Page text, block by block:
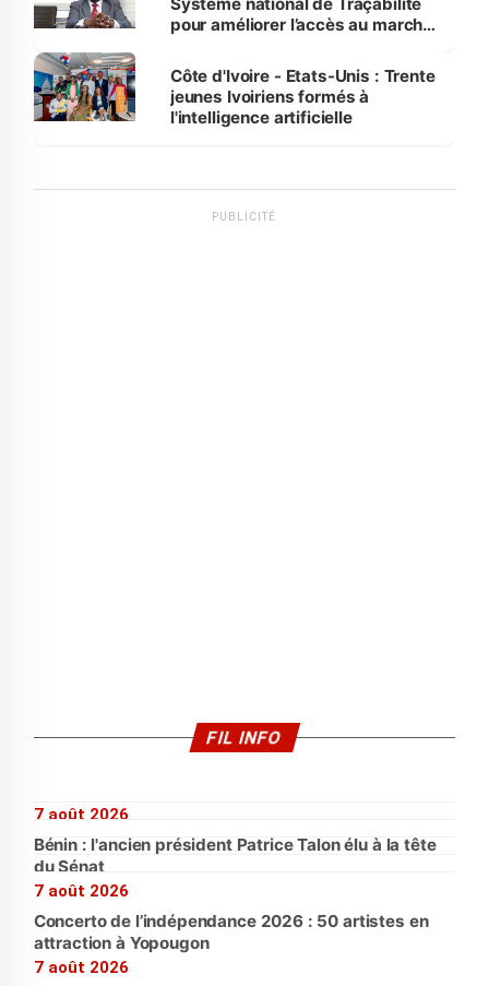
pour améliorer l’accès au marché
Côte d'Ivoire - Etats-Unis : Trente
jeunes Ivoiriens formés à
l'intelligence artificielle
PUBLICITÉ
FIL INFO
7 août 2026
Bénin : l'ancien président Patrice Talon élu à la tête
du Sénat
7 août 2026
Concerto de l’indépendance 2026 : 50 artistes en
attraction à Yopougon
7 août 2026